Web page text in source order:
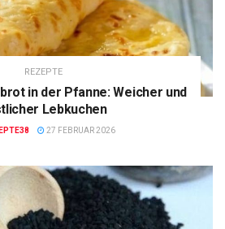
REZEPTE
in der Pfanne: Weicher und
Lebkuchen
27 FEBRUAR 2026